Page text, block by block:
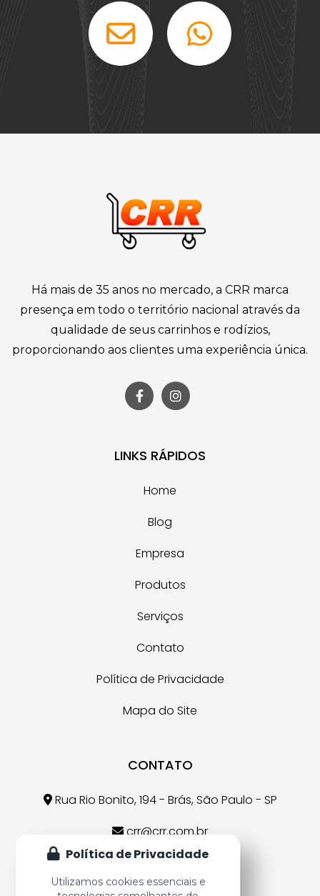
Há mais de 35 anos no mercado, a CRR marca
presença em todo o território nacional através da
qualidade de seus carrinhos e rodízios,
proporcionando aos clientes uma experiência única.
LINKS RÁPIDOS
Home
Blog
Empresa
Produtos
Serviços
Contato
Política de Privacidade
Mapa do Site
CONTATO
Rua Rio Bonito, 194 - Brás, São Paulo - SP
crr@crr.com.br
(11) 3926-7607
Política de Privacidade
Utilizamos cookies essenciais e